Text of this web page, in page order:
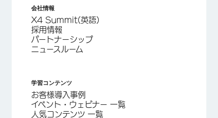
会社情報
X4 Summit(英語)
採用情報
パートナーシップ
ニュースルーム
学習コンテンツ
お客様導入事例
イベント・ウェビナー 一覧
人気コンテンツ 一覧